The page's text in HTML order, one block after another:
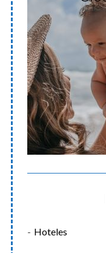
Hoteles